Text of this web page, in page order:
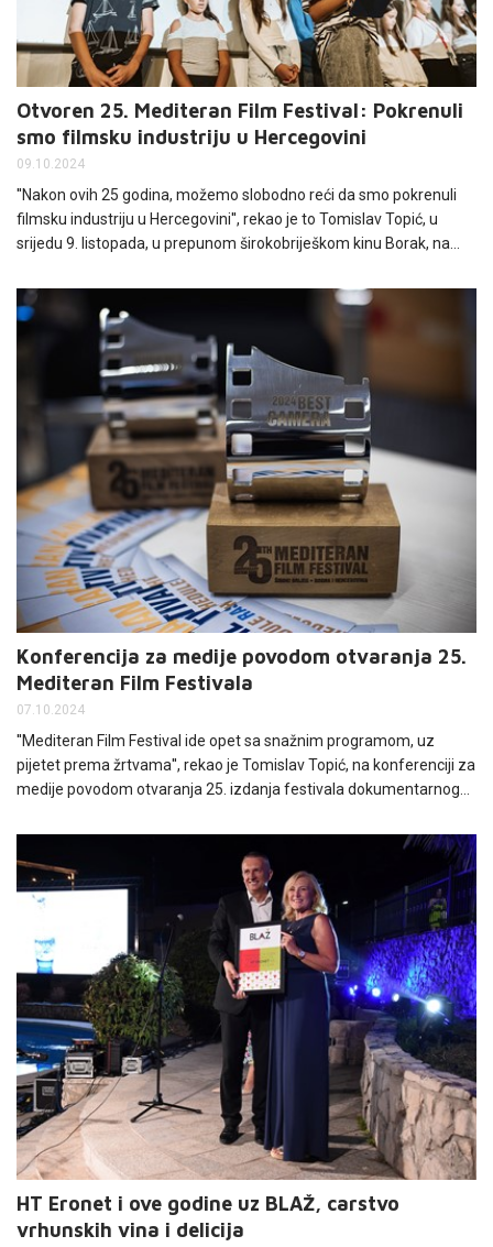
Otvoren 25. Mediteran Film Festival: Pokrenuli
smo filmsku industriju u Hercegovini
09.10.2024
''Nakon ovih 25 godina, možemo slobodno reći da smo pokrenuli
filmsku industriju u Hercegovini'', rekao je to Tomislav Topić, u
srijedu 9. listopada, u prepunom širokobriješkom kinu Borak, na
istaknuo je kako je u ovih 25 godina kroz program festivala prošlo
više od 150 članova žirija iz cijelog Mediterana, te desetak tisuća
gostiju iz filmskog svijeta.
Konferencija za medije povodom otvaranja 25.
Mediteran Film Festivala
07.10.2024
''Mediteran Film Festival ide opet sa snažnim programom, uz
pijetet prema žrtvama'', rekao je Tomislav Topić, na konferenciji za
medije povodom otvaranja 25. izdanja festivala dokumentarnog
Brijegu. Naveo je kako je festival jedan od najstarijih kulturnih
događaja u BiH, te da su uza sve probleme, na koje su naviknuli,
uspjeli zadržati svoju kvalitetu.
HT Eronet i ove godine uz BLAŽ, carstvo
vrhunskih vina i delicija